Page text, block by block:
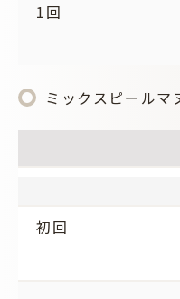
1回
ミックスピールマ
初回